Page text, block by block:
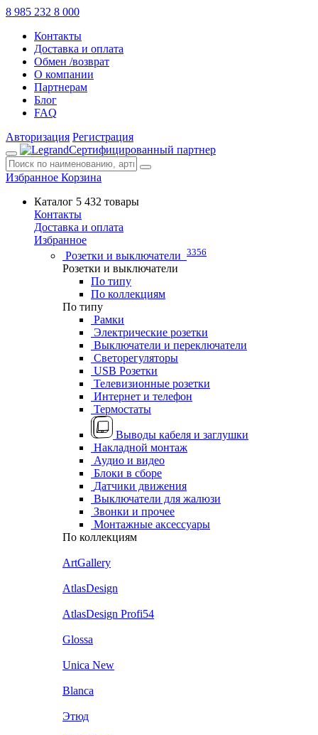
8 985 232 8 000
Контакты
Доставка и оплата
Обмен /возврат
О компании
Партнерам
Блог
FAQ
Авторизация Регистрация
Сертифицированный партнер
Избранное Корзина
Каталог 5 432 товары
Контакты
Доставка и оплата
Избранное
Розетки и выключатели 3356
Розетки и выключатели
По типу
По коллекциям
По типу
Рамки
Электрические розетки
Выключатели и переключатели
Светорегуляторы
USB Розетки
Телевизионные розетки
Интернет и телефон
Термостаты
Выводы кабеля и заглушки
Накладной монтаж
Аудио и видео
Блоки в сборе
Датчики движения
Выключатели для жалюзи
Звонки и прочее
Монтажные аксессуары
По коллекциям
ArtGallery
AtlasDesign
AtlasDesign Profi54
Glossa
Unica New
Blanca
Этюд